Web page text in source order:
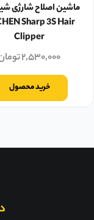
ماشین اصلاح شارژی
Sharp 3S Hair
Clipper
۲,۵۳۰,۰۰۰
خرید محصول